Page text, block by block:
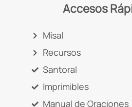
Accesos
Misal
Recursos
Santoral
Imprimibles
Manual de Oraciones